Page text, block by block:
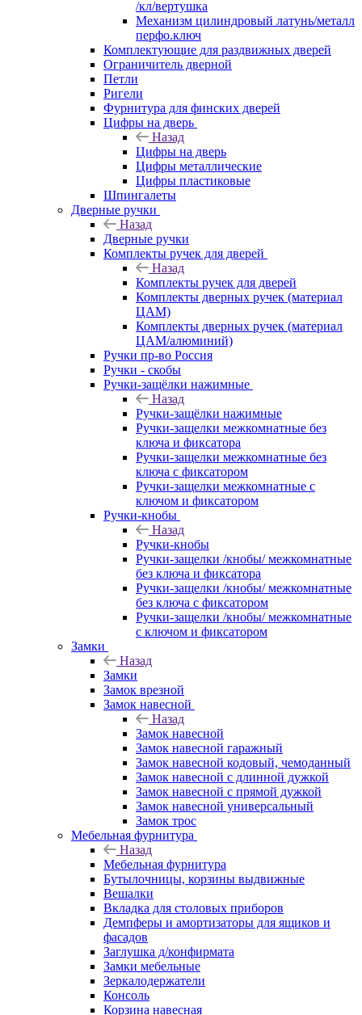
/кл/вертушка
Механизм цилиндровый латунь/металл
перфо.ключ
Комплектующие для раздвижных дверей
Ограничитель дверной
Петли
Ригели
Фурнитура для финских дверей
Цифры на дверь
Назад
Цифры на дверь
Цифры металлические
Цифры пластиковые
Шпингалеты
Дверные ручки
Назад
Дверные ручки
Комплекты ручек для дверей
Назад
Комплекты ручек для дверей
Комплекты дверных ручек (материал
ЦАМ)
Комплекты дверных ручек (материал
ЦАМ/алюминий)
Ручки пр-во Россия
Ручки - скобы
Ручки-защёлки нажимные
Назад
Ручки-защёлки нажимные
Ручки-защелки межкомнатные без
ключа и фиксатора
Ручки-защелки межкомнатные без
ключа с фиксатором
Ручки-защелки межкомнатные с
ключом и фиксатором
Ручки-кнобы
Назад
Ручки-кнобы
Ручки-защелки /кнобы/ межкомнатные
без ключа и фиксатора
Ручки-защелки /кнобы/ межкомнатные
без ключа с фиксатором
Ручки-защелки /кнобы/ межкомнатные
с ключом и фиксатором
Замки
Назад
Замки
Замок врезной
Замок навесной
Назад
Замок навесной
Замок навесной гаражный
Замок навесной кодовый, чемоданный
Замок навесной с длинной дужкой
Замок навесной с прямой дужкой
Замок навесной универсальный
Замок трос
Мебельная фурнитура
Назад
Мебельная фурнитура
Бутылочницы, корзины выдвижные
Вешалки
Вкладка для столовых приборов
Демпферы и амортизаторы для ящиков и
фасадов
Заглушка д/конфирмата
Замки мебельные
Зеркалодержатели
Консоль
Корзина навесная